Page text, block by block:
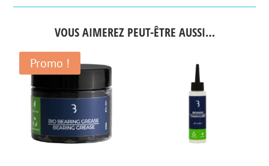
VOUS AIMEREZ PEUT-ÊTRE AUSSI…
Promo !